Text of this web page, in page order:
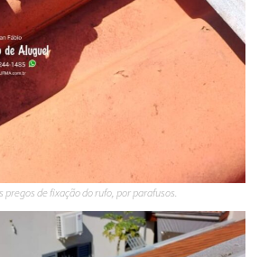
pregos de fixação do rufo, por parafusos.